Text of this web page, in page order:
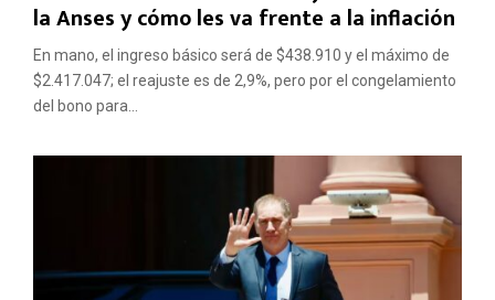
la Anses y cómo les va frente a la inflación
En mano, el ingreso básico será de $438.910 y el máximo de
$2.417.047; el reajuste es de 2,9%, pero por el congelamiento
del bono para...